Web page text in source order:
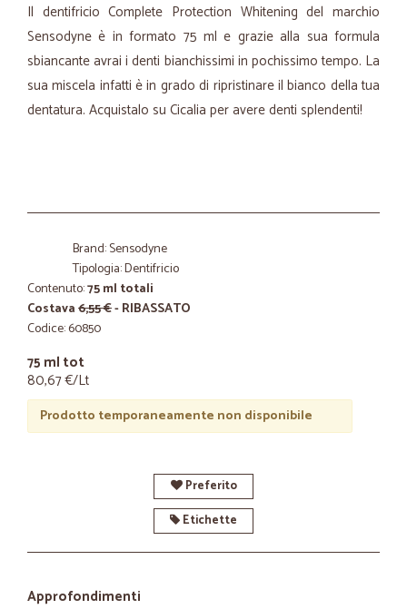
Il dentifricio Complete Protection Whitening del marchio
Sensodyne è in formato 75 ml e grazie alla sua formula
sbiancante avrai i denti bianchissimi in pochissimo tempo. La
sua miscela infatti è in grado di ripristinare il bianco della tua
dentatura. Acquistalo su Cicalia per avere denti splendenti!
Brand: Sensodyne
Tipologia: Dentifricio
Contenuto:75 ml totali
Costava6,55 €- RIBASSATO
Codice: 60850
75 ml tot
80,67 €/Lt
Prodotto temporaneamente non disponibile
Preferito
Etichette
Approfondimenti